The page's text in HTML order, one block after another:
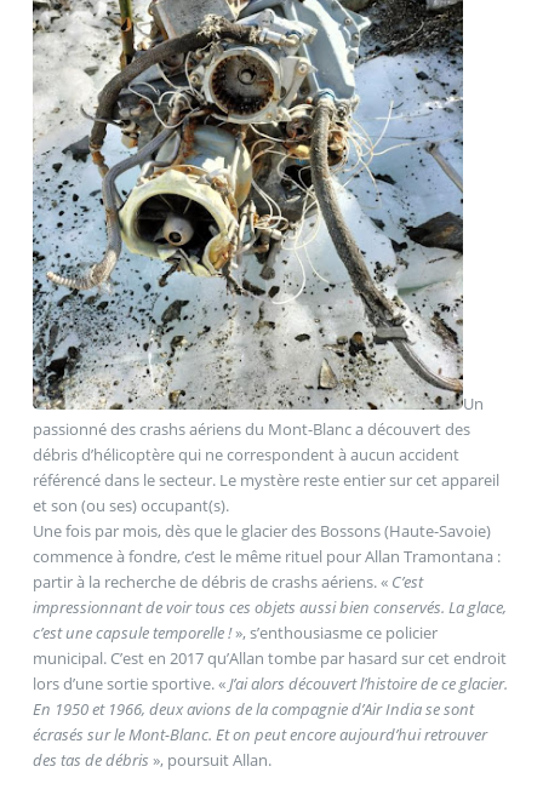
Un
passionné des crashs aériens du Mont-Blanc a découvert des
débris d’hélicoptère qui ne correspondent à aucun accident
référencé dans le secteur. Le mystère reste entier sur cet appareil
et son (ou ses) occupant(s).
Une fois par mois, dès que le glacier des Bossons (Haute-Savoie)
commence à fondre, c’est le même rituel pour Allan Tramontana :
partir à la recherche de débris de crashs aériens. « C’est
impressionnant de voir tous ces objets aussi bien conservés. La glace,
c’est une capsule temporelle !», s’enthousiasme ce policier
municipal. C’est en 2017 qu’Allan tombe par hasard sur cet endroit
lors d’une sortie sportive. «J’ai alors découvert l’histoire de ce glacier.
En 1950 et 1966, deux avions de la compagnie d’Air India se sont
écrasés sur le Mont-Blanc. Et on peut encore aujourd’hui retrouver
des tas de débris », poursuit Allan.